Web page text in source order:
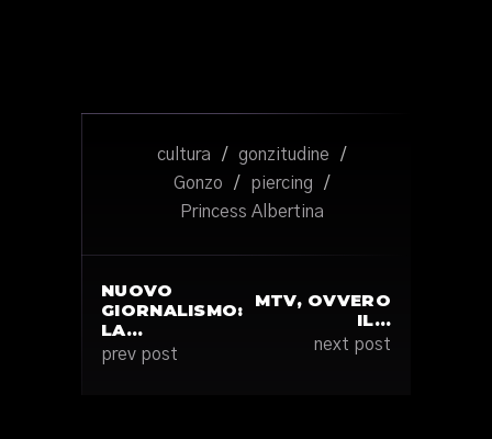
cultura / gonzitudine
/
Gonzo
/ piercing
/
Princess Albertina
NUOVO
GIORNALISMO:
LA…
prev post
MTV, OVVERO
IL…
next post